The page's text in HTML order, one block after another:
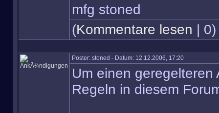
mfg stoned
(Kommentare lesen | 0)
Poster: stoned - Datum: 12.12.2006, 17:20
Um einen
Regeln in diesem